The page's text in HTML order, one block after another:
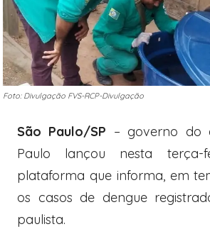
Foto: Divulgação FVS-RCP-Divulgação
São Paulo/SP – governo do
Paulo lançou nesta
plataforma que informa, em
os casos de dengue
paulista.